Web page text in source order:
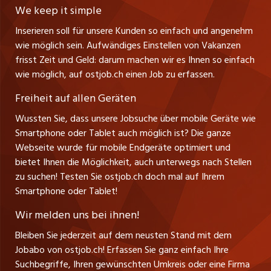
Führungspositionen
Management / Kader-Jobs
Berufsgruppen
Top-Regionen
Jobline
Schnittstelle
Impressum
zentraljob.ch
jobbasel.ch
jobbern.ch
jobmittelland.ch
jobzüri.ch
schaffu.ch (VS)
ajourjob.ch
CH Media
Tel. +41 71 272 73 80
info@ostjob.ch/inserate@ostjob.ch
Henrik Jasek
Leiter ostjob.ch
Fredy Pillinger
Verkauf und Beratung
Christoph Walzl
Verkauf und Beratung
We keep it simple
Inserieren soll für unsere Kunden so einfach und angenehm
wie möglich sein. Aufwändiges Einstellen von Vakanzen
frisst Zeit und Geld: darum machen wir es Ihnen so einfach
wie möglich, auf ostjob.ch einen Job zu erfassen.
Freiheit auf allen Geräten
Wussten Sie, dass unsere Jobsuche über mobile Geräte wie
Smartphone oder Tablet auch möglich ist? Die ganze
Webseite wurde für mobile Endgeräte optimiert und
bietet Ihnen die Möglichkeit, auch unterwegs nach Stellen
zu suchen! Testen Sie ostjob.ch doch mal auf Ihrem
Smartphone oder Tablet!
Wir melden uns bei ihnen!
Bleiben Sie jederzeit auf dem neusten Stand mit dem
Jobabo von ostjob.ch! Erfassen Sie ganz einfach Ihre
Suchbegriffe, Ihren gewünschten Umkreis oder eine Firma